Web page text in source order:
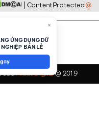
| Content Protected@
củaMidas Digital@ 2019
×
ỨNG DỤNG DỮ
BÁN LẺ